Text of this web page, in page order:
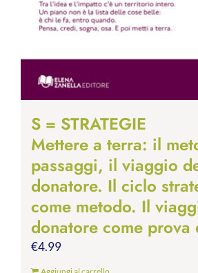
S = STRATEGIE
Mettere a terra: il
passaggi, il viaggio
donatore. Il ciclo
come metodo. Il
donatore come prova
€4.99